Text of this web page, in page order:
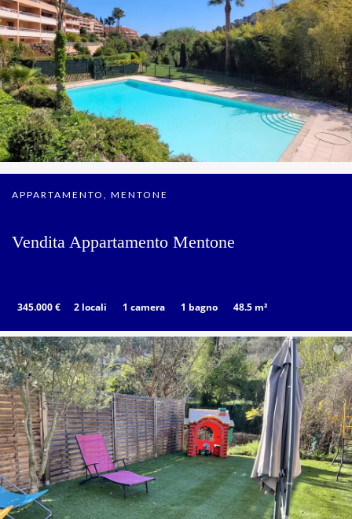
APPARTAMENTO, MENTONE
Vendita Appartamento Mentone
345.000 € 2 locali 1 camera 1 bagno 48.5 m²